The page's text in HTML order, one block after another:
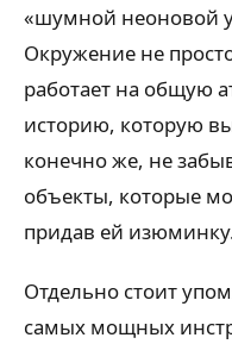
«шумной неоновой
Окружение не
работает на общую
историю, которую
конечно же, не
объекты, которые
придав ей
Отдельно стоит
самых мощных